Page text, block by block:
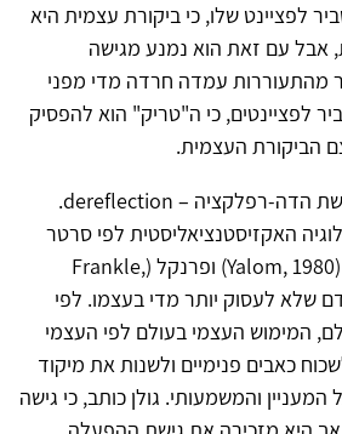
לפציינט שלו, כי ביקורת עצמית היא
אבל עם זאת הוא נמנע מגישה
מהתעוררות עמדה חרדה מדי מפני
לפציינטים, כי ה"טריק" הוא להפסיק
הביקורת העצמית.
הגישה השלישית היא גישת הדה-רפלקציה – dereflection.
האקזיסטנציאליסטית לפי סרטר
(Sartre, 1939) , יאלום (Yalom, 1980) ופרנקל (Frankle,
שלא לעסוק יותר מדי בעצמו. לפי
המימוש העצמי בעולם לפי העצמי
כאבים פנימיים ולשנות את מיקוד
והמשמעותי. גולן כותב, כי גישה